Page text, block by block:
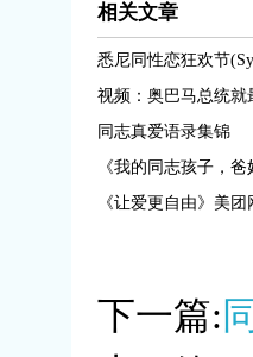
相关文章
悉尼同性恋狂欢节
视频：奥巴马总统
同志真爱语录集锦
《我的同志孩子，
《让爱更自由》美
下一篇: